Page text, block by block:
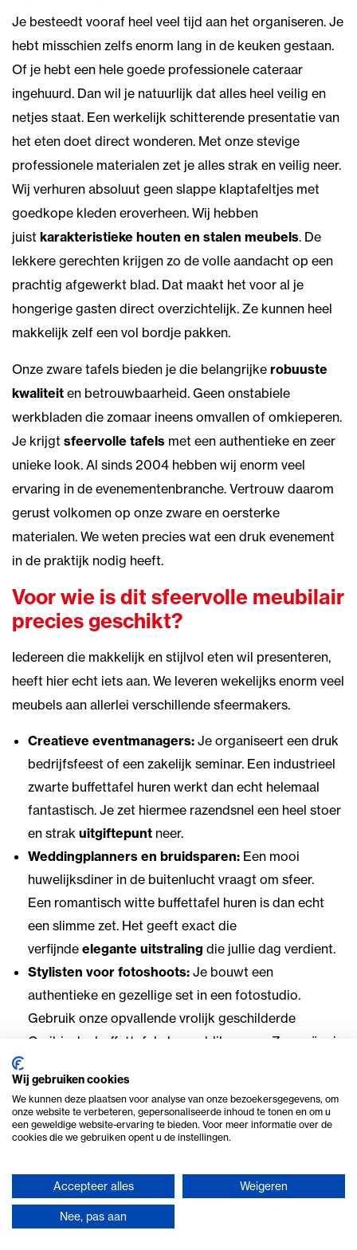
Je besteedt vooraf heel veel tijd aan het organiseren. Je
hebt misschien zelfs enorm lang in de keuken gestaan.
Of je hebt een hele goede professionele cateraar
ingehuurd. Dan wil je natuurlijk dat alles heel veilig en
netjes staat. Een werkelijk schitterende presentatie van
het eten doet direct wonderen. Met onze stevige
professionele materialen zet je alles strak en veilig neer.
Wij verhuren absoluut geen slappe klaptafeltjes met
goedkope kleden eroverheen. Wij hebben
juist karakteristieke houten en stalen meubels. De
lekkere gerechten krijgen zo de volle aandacht op een
prachtig afgewerkt blad. Dat maakt het voor al je
hongerige gasten direct overzichtelijk. Ze kunnen heel
makkelijk zelf een vol bordje pakken.
Onze zware tafels bieden je die belangrijke robuuste
kwaliteit en betrouwbaarheid. Geen onstabiele
werkbladen die zomaar ineens omvallen of omkieperen.
Je krijgt sfeervolle tafels met een authentieke en zeer
unieke look. Al sinds 2004 hebben wij enorm veel
ervaring in de evenementenbranche. Vertrouw daarom
gerust volkomen op onze zware en oersterke
materialen. We weten precies wat een druk evenement
in de praktijk nodig heeft.
Voor wie is dit sfeervolle meubilair
precies geschikt?
Iedereen die makkelijk en stijlvol eten wil presenteren,
heeft hier echt iets aan. We leveren wekelijks enorm veel
meubels aan allerlei verschillende sfeermakers.
Creatieve eventmanagers: Je organiseert een druk
bedrijfsfeest of een zakelijk seminar. Een industrieel
zwarte buffettafel huren werkt dan echt helemaal
fantastisch. Je zet hiermee razendsnel een heel stoer
en strak uitgiftepunt neer.
Weddingplanners en bruidsparen: Een mooi
huwelijksdiner in de buitenlucht vraagt om sfeer.
Een romantisch witte buffettafel huren is dan echt
een slimme zet. Het geeft exact die
verfijnde elegante uitstraling die jullie dag verdient.
Stylisten voor fotoshoots: Je bouwt een
authentieke en gezellige set in een fotostudio.
Gebruik onze opvallende vrolijk geschilderde
Caribische buffettafel als een blikvanger. Zo creëer je
De enthousiaste particulier:
weekend een ontzettend gezellig tuinfeest.
Eenlandelijk rustieke buffettafel huren
enorm veel veilige werkruimte voor
allezelfgemaakte hapjes .
Wij gebruiken cookies
We kunnen deze plaatsen voor analyse van onze bezoekersgegevens, om
onze website te verbeteren, gepersonaliseerde inhoud te tonen en om u
een geweldige website-ervaring te bieden. Voor meer informatie over de
cookies die we gebruiken opent u de instellingen.
Accepteer alles Weigeren
Nee, pas aan